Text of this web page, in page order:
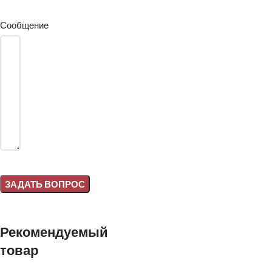
Сообщение
Рекомендуемый
товар